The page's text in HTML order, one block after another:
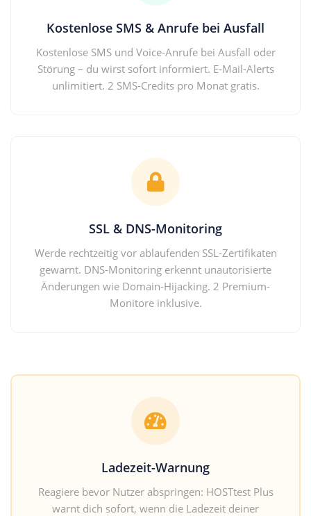
Kostenlose SMS & Anrufe bei Ausfall
Kostenlose SMS und Voice-Anrufe bei Ausfall oder
Störung – du wirst sofort informiert. E-Mail-Alerts
unlimitiert. 2 SMS-Credits pro Monat gratis.
SSL & DNS-Monitoring
Werde rechtzeitig vor ablaufenden SSL-Zertifikaten
gewarnt. DNS-Monitoring erkennt unautorisierte
Änderungen wie Domain-Hijacking. 2 Premium-
Monitore inklusive.
Ladezeit-Warnung
Reagiere bevor Nutzer abspringen: HOSTtest Plus
warnt dich sofort, wenn die Ladezeit deiner